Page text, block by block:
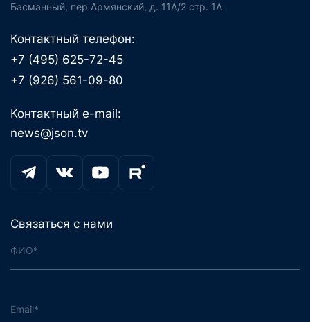
Басманный, пер Армянский, д. 11А/2 стр. 1А
Контактный телефон:
+7 (495) 625-72-45
+7 (926) 561-09-80
Контактный e-mail:
news@json.tv
Связаться с нами